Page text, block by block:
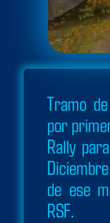
Tramo
por
Rally
de ese
RSF.